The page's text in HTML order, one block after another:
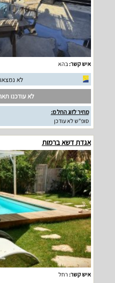
איש קשר: בהא
לא
לא עודכנו
מחיר לזוג החל מ:
סופ"ש לא עודכן
אגדת דשא ברמות
איש קשר: רחל